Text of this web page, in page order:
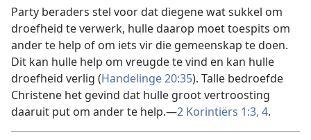
Party beraders stel voor dat diegene wat sukkel om
droefheid te verwerk, hulle daarop moet toespits om
ander te help of om iets vir die gemeenskap te doen.
Dit kan hulle help om vreugde te vind en kan hulle
droefheid verlig (Handelinge 20:35). Talle bedroefde
Christene het gevind dat hulle groot vertroosting
daaruit put om ander te help.—2 Korintiërs 1:3, 4.